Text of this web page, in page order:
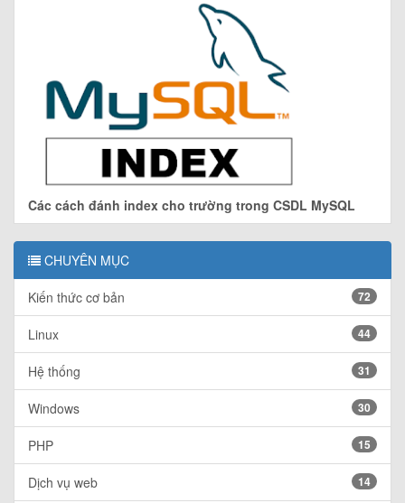
Các cách đánh index cho trường trong CSDL MySQL
CHUYÊN MỤC
Kiến thức cơ bản 72
Linux 44
Hệ thống 31
Windows 30
PHP 15
Dịch vụ web 14